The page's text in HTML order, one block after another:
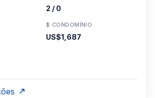
2 / 0
$ CONDOMÍNIO
US$1,687